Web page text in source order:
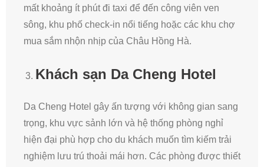
mất khoảng ít phút đi taxi để đến công viên ven
sông, khu phố check-in nổi tiếng hoặc các khu chợ
mua sắm nhộn nhịp của Châu Hồng Hà.
Khách sạn Da Cheng Hotel
Da Cheng Hotel gây ấn tượng với không gian sang
trọng, khu vực sảnh lớn và hệ thống phòng nghỉ
hiện đại phù hợp cho du khách muốn tìm kiếm trải
nghiệm lưu trú thoải mái hơn. Các phòng được thiết